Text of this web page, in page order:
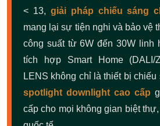
< 13, giải pháp chiếu sáng
mang lại sự tiện nghi và bảo vệ
công suất từ 6W đến 30W linh
tích hợp Smart Home (DALI/
LENS không chỉ là thiết bị chiếu
spotlight downlight cao cấp
cấp cho mọi không gian biệt